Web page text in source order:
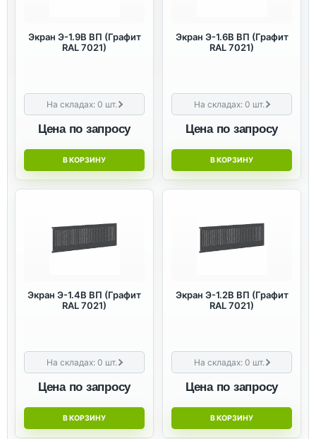
Экран Э-1.9В ВП (Графит
RAL 7021)
На складах:0 шт.
Цена по запросу
В КОРЗИНУ
Экран Э-1.6В ВП (Графит
RAL 7021)
На складах:0 шт.
Цена по запросу
В КОРЗИНУ
Экран Э-1.4В ВП (Графит
RAL 7021)
На складах:0 шт.
Цена по запросу
В КОРЗИНУ
Экран Э-1.2В ВП (Графит
RAL 7021)
На складах:0 шт.
Цена по запросу
В КОРЗИНУ